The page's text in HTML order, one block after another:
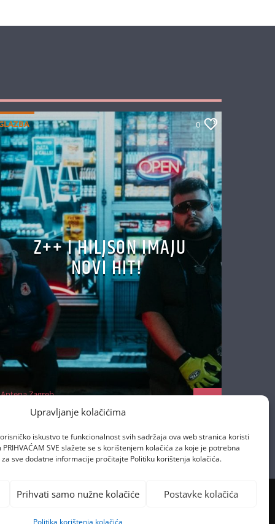
Upravljanje kolačićima
iskustvo te funkcionalnost svih sadržaja ova web stranica koristi
SVE slažete se s korištenjem kolačića za koje je potrebna
sve dodatne informacije pročitajte Politiku korištenja kolačića.
Prihvati samo nužne kolačiće Postavke kolačića
Politika korištenja kolačića
0
Z++ I HILJSON IMAJU
NOVI HIT!
Antena Zagreb